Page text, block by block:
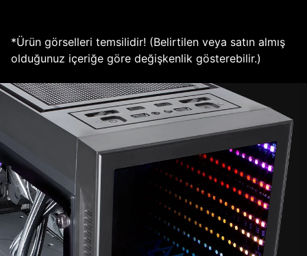
*Ürün görselleri temsilidir! (Belirtilen veya satın almış
olduğunuz içeriğe göre değişkenlik gösterebilir.)